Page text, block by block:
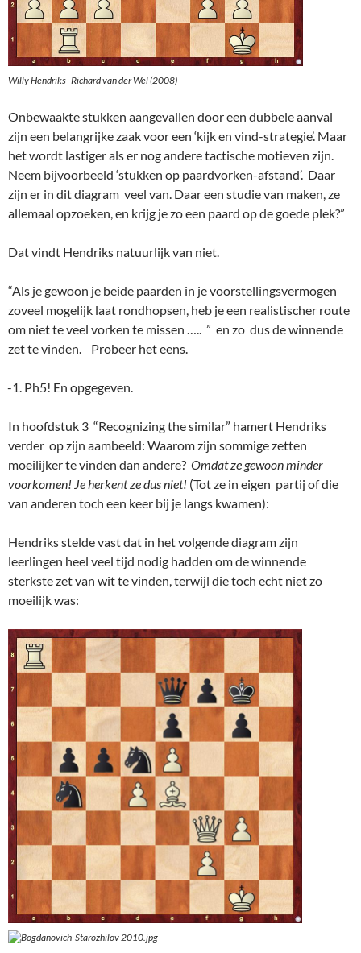
Willy Hendriks- Richard van der Wel (2008)
Onbewaakte stukken aangevallen door een dubbele aanval
zijn een belangrijke zaak voor een ‘kijk en vind-strategie’. Maar
het wordt lastiger als er nog andere tactische motieven zijn.
Neem bijvoorbeeld ‘stukken op paardvorken-afstand’. Daar
zijn er in dit diagram veel van. Daar een studie van maken, ze
allemaal opzoeken, en krijg je zo een paard op de goede plek?”
Dat vindt Hendriks natuurlijk van niet.
“Als je gewoon je beide paarden in je voorstellingsvermogen
zoveel mogelijk laat rondhopsen, heb je een realistischer route
om niet te veel vorken te missen ….. ” en zo dus de winnende
zet te vinden. Probeer het eens.
Ph5! En opgegeven.
In hoofdstuk 3 “Recognizing the similar” hamert Hendriks
verder op zijn aambeeld: Waarom zijn sommige zetten
moeilijker te vinden dan andere? Omdat ze gewoon minder
voorkomen! Je herkent ze dus niet! (Tot ze in eigen partij of die
van anderen toch een keer bij je langs kwamen):
Hendriks stelde vast dat in het volgende diagram zijn
leerlingen heel veel tijd nodig hadden om de winnende
sterkste zet van wit te vinden, terwijl die toch echt niet zo
moeilijk was: